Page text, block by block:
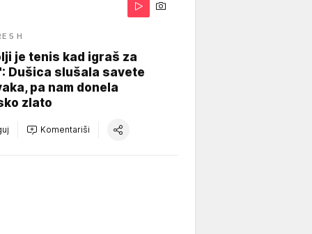
5 H
je tenis kad igraš za
Dušica slušala savete
pa nam donela
zlato
Komentariši